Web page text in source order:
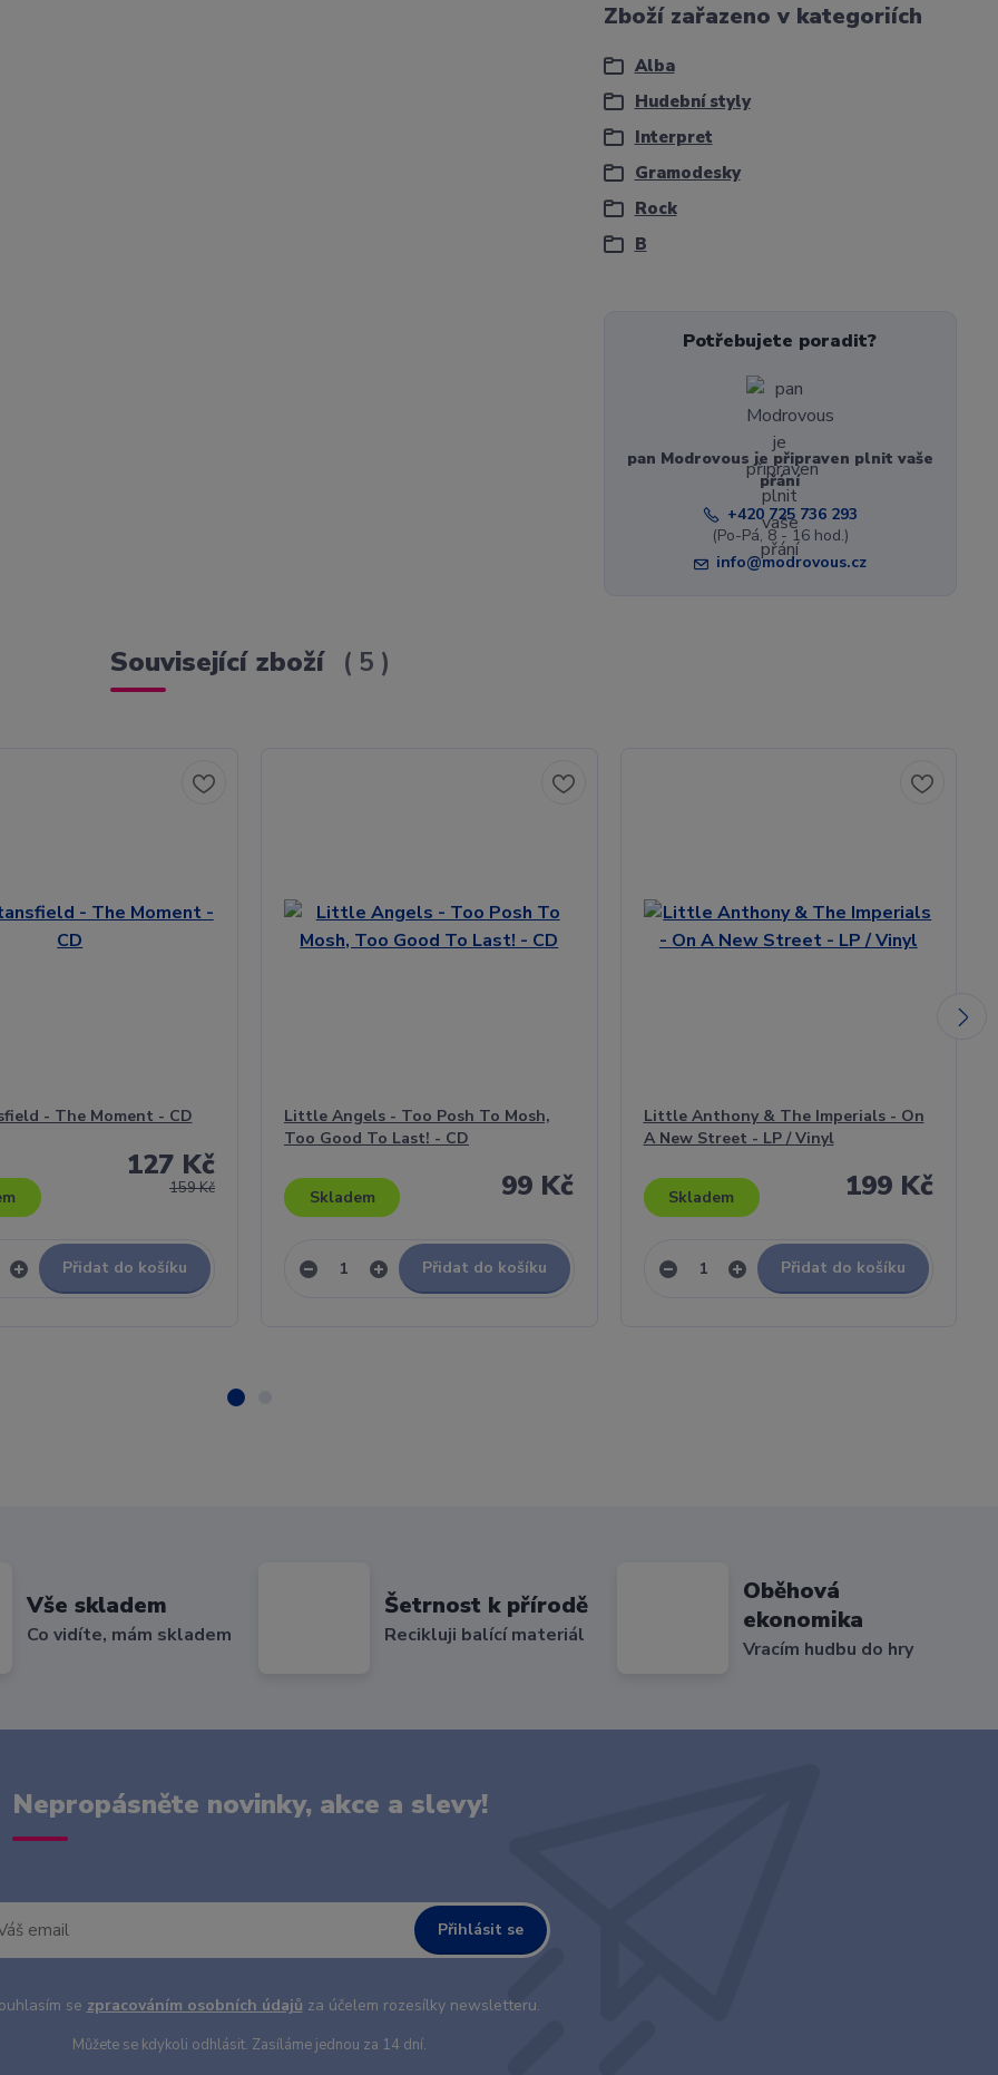
Zboží zařazeno v kategoriích
Alba
Hudební styly
Interpret
Gramodesky
Rock
B
Potřebujete poradit?
pan Modrovous je připraven plnit vaše
přání
+420 725 736 293
(Po-Pá, 8 - 16 hod.)
info@modrovous.cz
Související zboží 5
- The Moment - CD
159 Kč
127 Kč
Přidat do košíku
Little Angels - Too Posh To Mosh,
Too Good To Last! - CD
99 Kč
Skladem
Přidat do košíku
Little Anthony & The Imperials - On
A New Street - LP / Vinyl
199 Kč
Skladem
Přidat do košíku
Vše skladem
Co vidíte, mám skladem
Šetrnost k přírodě
Recikluji balící materiál
Oběhová
ekonomika
Vracím hudbu do hry
Nepropásněte novinky, akce a slevy!
Přihlásit se
se zpracováním osobních údajů za účelem rozesílky newsletteru.
Můžete se kdykoli odhlásit. Zasíláme jednou za 14 dní.